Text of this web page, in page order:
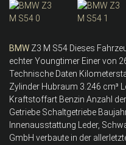
BMW Z3 M S54 Dieses
echter Youngtimer Einer von
Technische Daten
Zylinder Hubraum 3.246 cm³
Kraftstoffart Benzin Anzahl
Getriebe Schaltgetriebe
Innenausstattung Leder,
GmbH verbaute in der